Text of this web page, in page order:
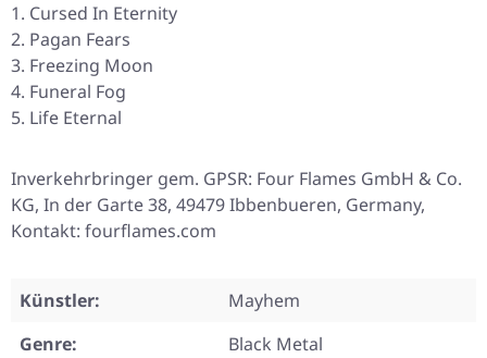
Cursed In Eternity
Pagan Fears
Freezing Moon
Funeral Fog
Life Eternal
Inverkehrbringer gem. GPSR: Four Flames GmbH & Co.
KG, In der Garte 38, 49479 Ibbenbueren, Germany,
Kontakt: fourflames.com
Künstler:
Mayhem
Genre:
Black Metal